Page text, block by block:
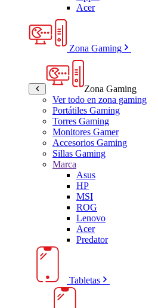
Acer
Zona Gaming
Zona Gaming
Ver todo en zona gaming
Portátiles Gaming
Torres Gaming
Monitores Gamer
Accesorios Gaming
Sillas Gaming
Marca
Asus
HP
MSI
ROG
Lenovo
Acer
Predator
Tabletas